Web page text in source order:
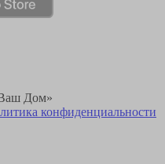
Дом»
конфиденциальности